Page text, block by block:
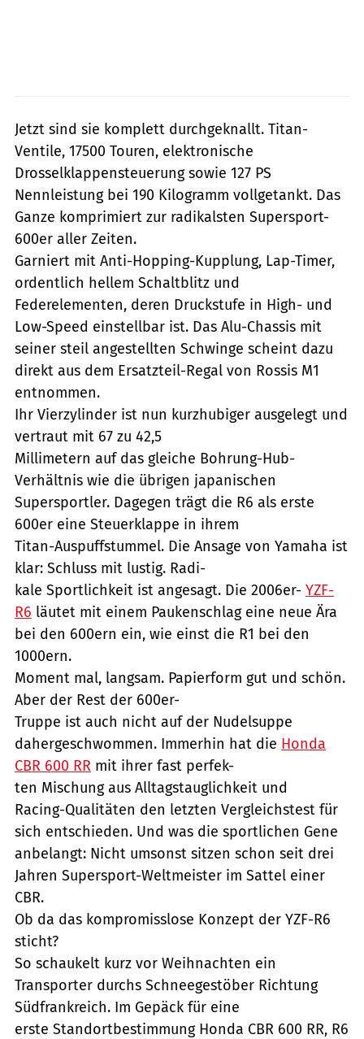
Jetzt sind sie komplett durchgeknallt. Titan-
Ventile, 17500 Touren, elektronische
Drosselklappensteuerung sowie 127 PS
Nennleistung bei 190 Kilogramm vollgetankt. Das
Ganze komprimiert zur radikalsten Supersport-
600er aller Zeiten.
Garniert mit Anti-Hopping-Kupplung, Lap-Timer,
ordentlich hellem Schaltblitz und
Federelementen, deren Druckstufe in High- und
Low-Speed einstellbar ist. Das Alu-Chassis mit
seiner steil angestellten Schwinge scheint dazu
direkt aus dem Ersatzteil-Regal von Rossis M1
entnommen.
Ihr Vierzylinder ist nun kurzhubiger ausgelegt und
vertraut mit 67 zu 42,5
Millimetern auf das gleiche Bohrung-Hub-
Verhältnis wie die übrigen japanischen
Supersportler. Dagegen trägt die R6 als erste
600er eine Steuerklappe in ihrem
Titan-Auspuffstummel. Die Ansage von Yamaha ist
klar: Schluss mit lustig. Radi-
kale Sportlichkeit ist angesagt. Die 2006er- YZF-
R6 läutet mit einem Paukenschlag eine neue Ära
bei den 600ern ein, wie einst die R1 bei den
1000ern.
Moment mal, langsam. Papierform gut und schön.
Aber der Rest der 600er-
Truppe ist auch nicht auf der Nudelsuppe
dahergeschwommen. Immerhin hat die Honda
CBR 600 RR mit ihrer fast perfek-
ten Mischung aus Alltagstauglichkeit und
Racing-Qualitäten den letzten Vergleichstest für
sich entschieden. Und was die sportlichen Gene
anbelangt: Nicht umsonst sitzen schon seit drei
Jahren Supersport-Weltmeister im Sattel einer
CBR.
Ob da das kompromisslose Konzept der YZF-R6
sticht?
So schaukelt kurz vor Weihnachten ein
Transporter durchs Schneegestöber Richtung
Südfrankreich. Im Gepäck für eine
erste Standortbestimmung Honda CBR 600 RR, R6